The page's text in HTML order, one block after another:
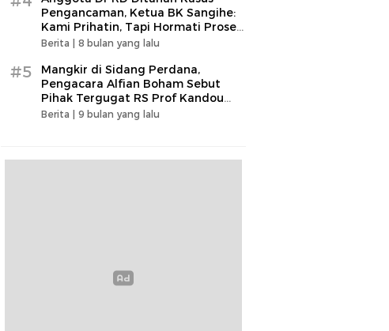
Pengancaman, Ketua BK Sangihe:
Kami Prihatin, Tapi Hormati Proses
Hukum
Berita | 8 bulan yang lalu
#5
Mangkir di Sidang Perdana,
Pengacara Alfian Boham Sebut
Pihak Tergugat RS Prof Kandou
Tunjukan Sikap Tidak Terpuji
Berita | 9 bulan yang lalu